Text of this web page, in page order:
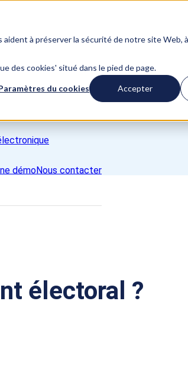
à préserver la sécurité de notre site Web,
des cookies' situé dans le pied de page.
du cookies Accepter
démoNous contacter
électoral ?